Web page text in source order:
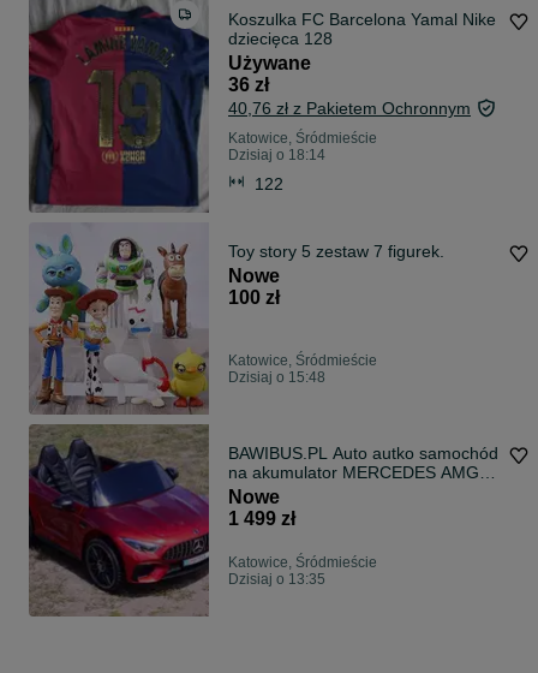
Koszulka FC Barcelona Yamal Nike
dziecięca 128
Używane
36 zł
40,76 zł z Pakietem Ochronnym
Katowice, Śródmieście
Dzisiaj o 18:14
122
Toy story 5 zestaw 7 figurek.
Nowe
100 zł
Katowice, Śródmieście
Dzisiaj o 15:48
BAWIBUS.PL Auto autko samochód
na akumulator MERCEDES AMG
SL63 NOWY!
Nowe
1 499 zł
Katowice, Śródmieście
Dzisiaj o 13:35